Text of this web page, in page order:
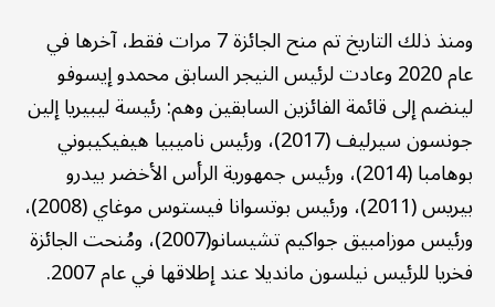
ومنذ ذلك التاريخ تم منح الجائزة 7 مرات فقط، آخرها في
عام 2020 وعادت لرئيس النيجر السابق محمدو إيسوفو
لينضم إلى قائمة الفائزين السابقين وهم: رئيسة ليبيريا إلين
جونسون سيرليف (2017)، ورئيس ناميبيا هيفيكيبوني
بوهامبا (2014)، ورئيس جمهورية الرأس الأخضر بيدرو
بيريس (2011)، ورئيس بوتسوانا فيستوس موغاي (2008)،
ورئيس موزامبيق جواكيم تشيسانو(2007)، ومُنحت الجائزة
فخريا للرئيس نيلسون مانديلا عند إطلاقها في عام 2007.